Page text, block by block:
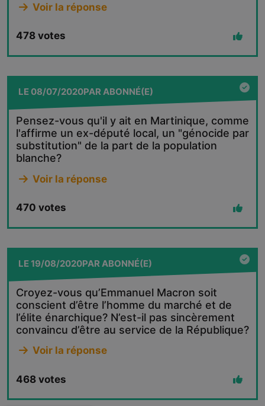
Voir la réponse
478 votes
LE08/07/2020PARABONNÉ(E)
Pensez-vous qu'il y ait en Martinique, comme
l'affirme un ex-député local, un "génocide par
substitution" de la part de la population
blanche?
Voir la réponse
470 votes
LE19/08/2020PAR ABONNÉ(E)
Croyez-vous qu’Emmanuel Macron soit
conscient d’être l’homme du marché et de
l’élite énarchique? N’est-il pas sincèrement
convaincu d’être au service de la République?
Voir la réponse
468 votes